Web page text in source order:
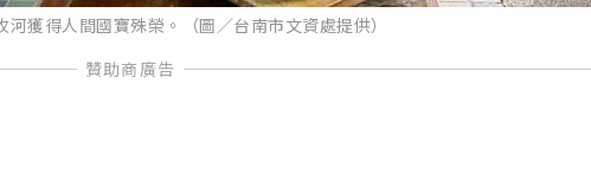
河獲得人間國寶殊榮。（圖／台南市文資處提供）